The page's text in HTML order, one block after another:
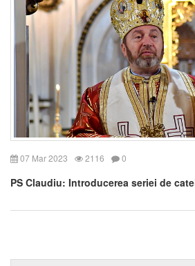
07 Mar 2023 2116 0
PS Claudiu: Introducerea seriei de